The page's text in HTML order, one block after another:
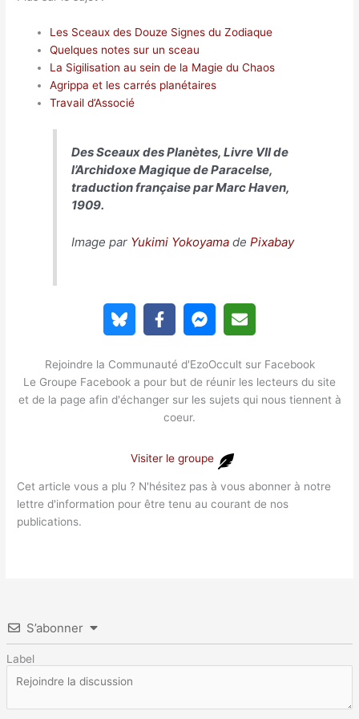
Les Sceaux des Douze Signes du Zodiaque
Quelques notes sur un sceau
La Sigilisation au sein de la Magie du Chaos
Agrippa et les carrés planétaires
Travail d’Associé
Des Sceaux des Planètes, Livre VII de
l’Archidoxe Magiquede Paracelse,
traduction française par Marc Haven,
1909.
Image par Yukimi Yokoyama dePixabay
Rejoindre la Communauté d'EzoOccult sur Facebook
Le Groupe Facebook a pour but de réunir les lecteurs du site
et de la page afin d'échanger sur les sujets qui nous tiennent à
coeur.
Visiter le groupe
Cet article vous a plu ? N'hésitez pas à vous abonner à notre
lettre d'information pour être tenu au courant de nos
publications.
S’abonner
Label